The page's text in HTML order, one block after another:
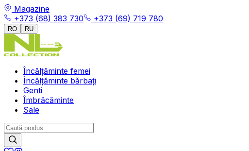
Magazine
+373 (68) 383 730
+373 (69) 719 780
RO RU
Încălțăminte femei
Încălțăminte bărbați
Genti
Îmbrăcăminte
Sale